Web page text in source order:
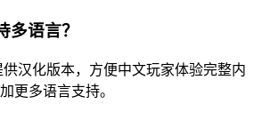
多语言？
汉化版本，方便中文玩家体验完整内
更多语言支持。